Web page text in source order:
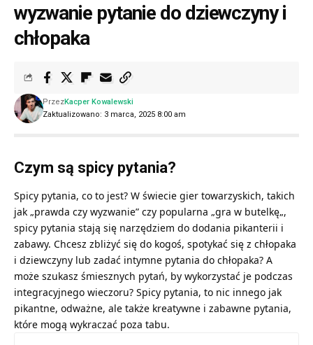
wyzwanie pytanie do dziewczyny i
chłopaka
Zaktualizowano: 3 marca, 2025 8:00 am
PrzezKacper Kowalewski
Czym są spicy pytania?
Spicy pytania, co to jest? W świecie gier towarzyskich, takich
jak „prawda czy wyzwanie” czy popularna „gra w butelkę„,
spicy pytania stają się narzędziem do dodania pikanterii i
zabawy. Chcesz zbliżyć się do kogoś, spotykać się z chłopaka
i dziewczyny lub zadać intymne pytania do chłopaka? A
może szukasz śmiesznych pytań, by wykorzystać je podczas
integracyjnego wieczoru? Spicy pytania, to nic innego jak
pikantne, odważne, ale także kreatywne i zabawne pytania,
które mogą wykraczać poza tabu.